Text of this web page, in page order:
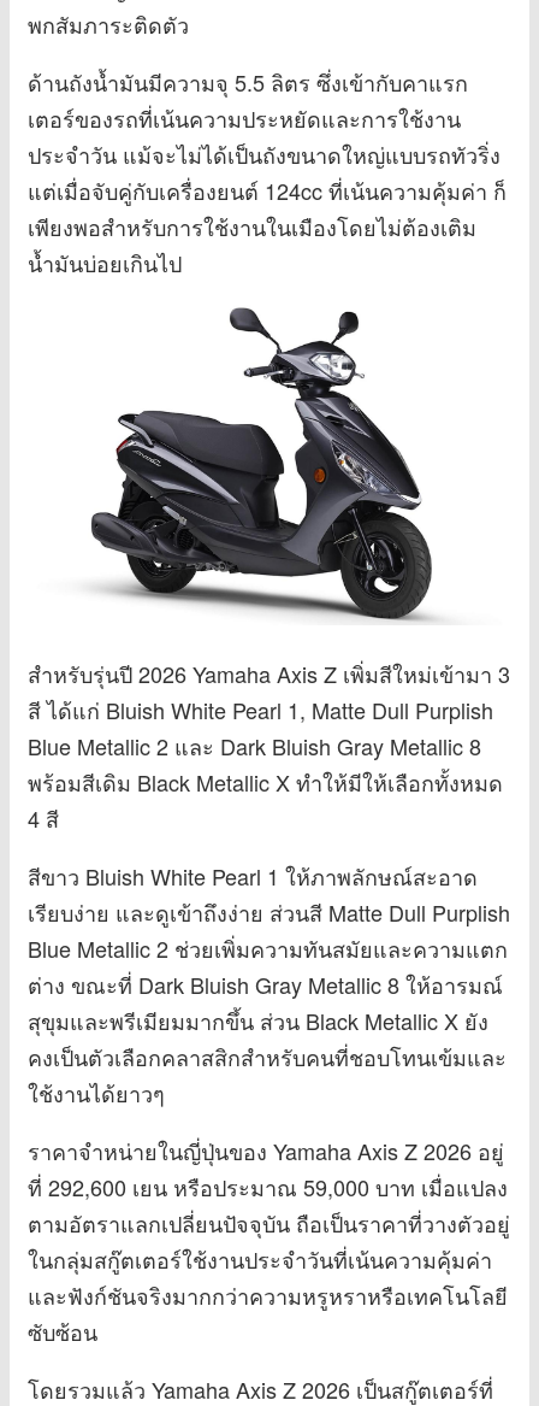
พกสัมภาระติดตัว
ด้านถังน้ำมันมีความจุ 5.5 ลิตร ซึ่งเข้ากับคาแรก
เตอร์ของรถที่เน้นความประหยัดและการใช้งาน
ประจำวัน แม้จะไม่ได้เป็นถังขนาดใหญ่แบบรถทัวริ่ง
แต่เมื่อจับคู่กับเครื่องยนต์ 124cc ที่เน้นความคุ้มค่า ก็
เพียงพอสำหรับการใช้งานในเมืองโดยไม่ต้องเติม
น้ำมันบ่อยเกินไป
สำหรับรุ่นปี 2026 Yamaha Axis Z เพิ่มสีใหม่เข้ามา 3
สี ได้แก่ Bluish White Pearl 1, Matte Dull Purplish
Blue Metallic 2 และ Dark Bluish Gray Metallic 8
พร้อมสีเดิม Black Metallic X ทำให้มีให้เลือกทั้งหมด
4 สี
สีขาว Bluish White Pearl 1 ให้ภาพลักษณ์สะอาด
เรียบง่าย และดูเข้าถึงง่าย ส่วนสี Matte Dull Purplish
Blue Metallic 2 ช่วยเพิ่มความทันสมัยและความแตก
ต่าง ขณะที่ Dark Bluish Gray Metallic 8 ให้อารมณ์
สุขุมและพรีเมียมมากขึ้น ส่วน Black Metallic X ยัง
คงเป็นตัวเลือกคลาสสิกสำหรับคนที่ชอบโทนเข้มและ
ใช้งานได้ยาวๆ
ราคาจำหน่ายในญี่ปุ่นของ Yamaha Axis Z 2026 อยู่
ที่ 292,600 เยน หรือประมาณ 59,000 บาท เมื่อแปลง
ตามอัตราแลกเปลี่ยนปัจจุบัน ถือเป็นราคาที่วางตัวอยู่
ในกลุ่มสกู๊ตเตอร์ใช้งานประจำวันที่เน้นความคุ้มค่า
และฟังก์ชันจริงมากกว่าความหรูหราหรือเทคโนโลยี
ซับซ้อน
โดยรวมแล้ว Yamaha Axis Z 2026 เป็นสกู๊ตเตอร์ที่